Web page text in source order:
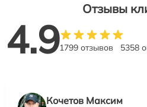
Отзывы
4.91799 отзывов 5358
Кочетов Максим